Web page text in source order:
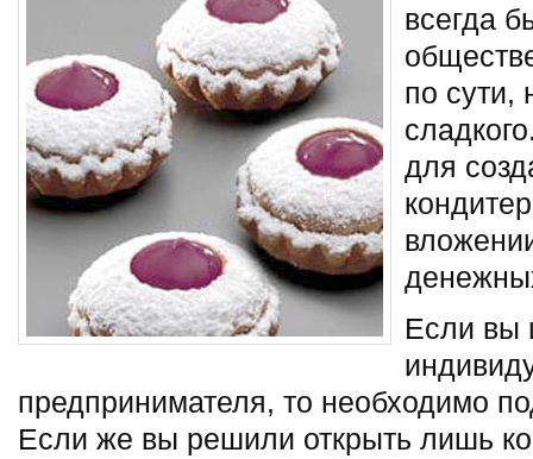
всегда
по сути,
для
Если вы
предпринимателя, то необходимо
Если же вы решили открыть лишь